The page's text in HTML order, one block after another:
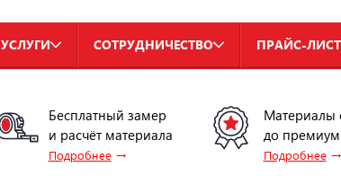
УСЛУГИ СОТРУДНИЧЕСТВО ПРАЙС-ЛИСТ
Бесплатный замер
и расчёт материала
Подробнее→
Материалы
до премиум
Подробнее→